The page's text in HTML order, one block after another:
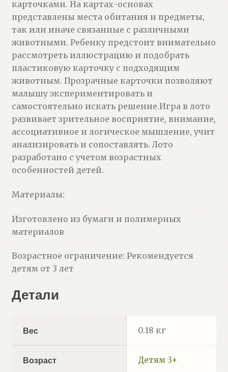
карточками. На картах-основах
представлены места обитания и предметы,
так или иначе связанные с различными
животными. Ребенку предстоит внимательно
рассмотреть иллюстрацию и подобрать
пластиковую карточку с подходящим
животным. Прозрачные карточки позволяют
малышу экспериментировать и
самостоятельно искать решение.Игра в лото
развивает зрительное восприятие, внимание,
ассоциативное и логическое мышление, учит
анализировать и сопоставлять. Лото
разработано с учетом возрастных
особенностей детей.
Материалы:
Изготовлено из бумаги и полимерных
материалов
Возрастное ограничение: Рекомендуется
детям от 3 лет
Детали
Вес 0.18 кг
Возраст Детям 3+